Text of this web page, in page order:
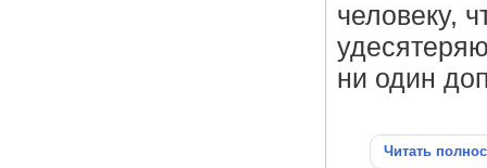
человеку,
ни один
Читать